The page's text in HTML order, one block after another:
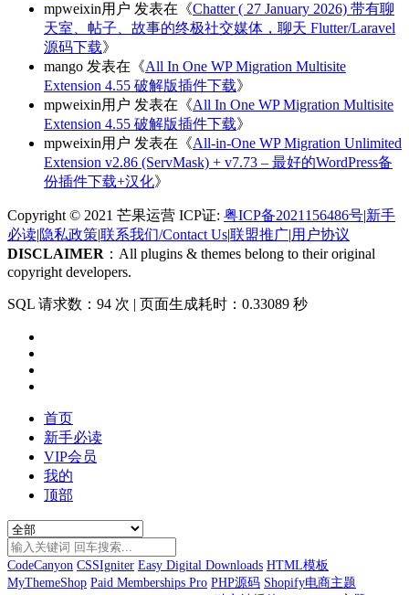
mpweixin用户 发表在《Chatter ( 27 January 2026) 带有聊
天室、帖子、故事的终极社交媒体，聊天 Flutter/Laravel
源码下载》
mango 发表在《All In One WP Migration Multisite
Extension 4.55 破解版插件下载》
mpweixin用户 发表在《All In One WP Migration Multisite
Extension 4.55 破解版插件下载》
mpweixin用户 发表在《All-in-One WP Migration Unlimited
Extension v2.86 (ServMask) + v7.73 – 最好的WordPress备
份插件下载+汉化》
Copyright © 2021 芒果运营 ICP证: 粤ICP备2021156486号|新手
必读|隐私政策|联系我们/Contact Us|联盟推广|用户协议
DISCLAIMER ：All plugins & themes belong to their original
copyright developers.
SQL 请求数：94 次 | 页面生成耗时：0.33089 秒
首页
新手必读
VIP会员
我的
顶部
CodeCanyon CSSIgniter Easy Digital Downloads HTML模板
MyThemeShop Paid Memberships Pro PHP源码 Shopify电商主题